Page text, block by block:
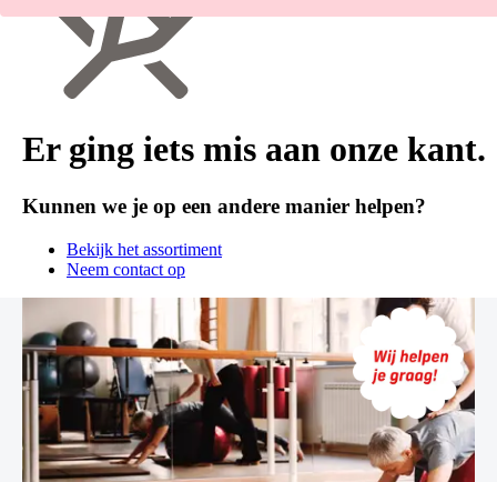
Er ging iets mis aan onze kant.
Kunnen we je op een andere manier helpen?
Bekijk het assortiment
Neem contact op